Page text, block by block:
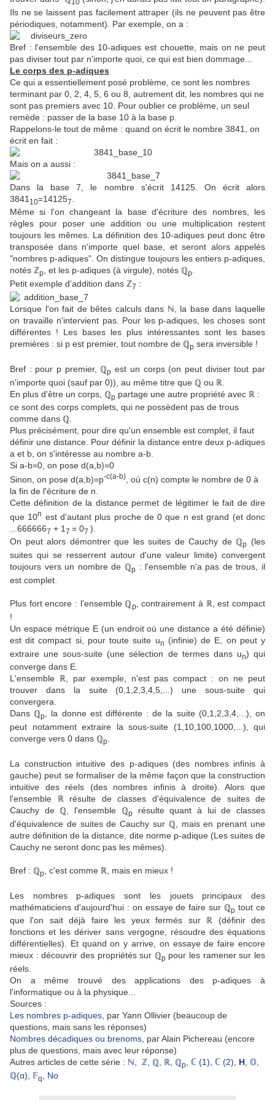
Ils ne se laissent pas facilement attraper (ils ne peuvent pas être
périodiques, notamment). Par exemple, on a :
Bref : l'ensemble des 10-adiques est chouette, mais on ne peut
pas diviser tout par n'importe quoi, ce qui est bien dommage...
Le corps des p-adiques
Ce qui a essentiellement posé problème, ce sont les nombres
terminant par 0, 2, 4, 5, 6 ou 8, autrement dit, les nombres qui ne
sont pas premiers avec 10. Pour oublier ce problème, un seul
remède : passer de la base 10 à la base p.
Rappelons-le tout de même : quand on écrit le nombre 3841, on
écrit en fait :
Mais on a aussi :
Dans la base 7, le nombre s'écrit 14125. On écrit alors
3841 10=141257
Même si l'on changeant la base d'écriture des nombres, les
règles pour poser une addition ou une multiplication restent
toujours les mêmes. La définition des 10-adiques peut donc être
transposée dans n'importe quel base, et seront alors appelés
"nombres p-adiques". On distingue toujours les entiers p-adiques,
notés ℤp, et les p-adiques (à virgule), notés ℚp.
Petit exemple d'addition dans ℤ7 :
Lorsque l'on fait de bêtes calculs dans ℕ, la base dans laquelle
on travaille n'intervient pas. Pour les p-adiques, les choses sont
différentes ! Les bases les plus intéressantes sont les bases
premières : si p est premier, tout nombre de ℚp sera inversible !
Bref : pour p premier, ℚp est un corps (on peut diviser tout par
n'importe quoi (sauf par 0)), au même titre que ℚ ou ℝ.
En plus d'être un corps, ℚp partage une autre propriété avec ℝ :
ce sont des corps complets, qui ne possèdent pas de trous
comme dans ℚ.
Plus précisément, pour dire qu'un ensemble est complet, il faut
définir une distance. Pour définir la distance entre deux p-adiques
a et b, on s'intéresse au nombre a-b.
Si a-b=0, on pose d(a,b)=0
Sinon, on pose d(a,b)=p-c(a-b)
, où c(n) compte le nombre de 0 à
la fin de l'écriture de n.
Cette définition de la distance permet de légitimer le fait de dire
que 10n est d'autant plus proche de 0 que n est grand (et donc
...6666667 + 1 7 = 07 ).
On peut alors démontrer que les suites de Cauchy de ℚp
(les
suites qui se resserrent autour d'une valeur limite) convergent
toujours vers un nombre de ℚp : l'ensemble n'a pas de trous, il
est complet.
Plus fort encore : l'ensemble ℚp
, contrairement à ℝ, est compact
!
Un espace métrique E (un endroit où une distance a été définie)
est dit compact si, pour toute suite un
(infinie) de E, on peut y
extraire une sous-suite (une sélection de termes dans un) qui
converge dans E.
L'ensemble ℝ, par exemple, n'est pas compact : on ne peut
trouver dans la suite (0,1,2,3,4,5,...) une sous-suite qui
convergera.
Dans ℚp, la donne est différente : de la suite (0,1,2,3,4,...), on
peut notamment extraire la sous-suite (1,10,100,1000,...), qui
converge vers 0 dans ℚp.
La construction intuitive des p-adiques (des nombres infinis à
gauche) peut se formaliser de la même façon que la construction
intuitive des réels (des nombres infinis à droite). Alors que
l'ensemble ℝ résulte de classes d'équivalence de suites de
Cauchy de ℚ, l'ensemble ℚp
résulte quant à lui de classes
d'équivalence de suites de Cauchy sur ℚ, mais en prenant une
autre définition de la distance, dite norme p-adique (Les suites de
Cauchy ne seront donc pas les mêmes).
Bref : ℚp , c'est comme ℝ, mais en mieux !
Les nombres p-adiques sont les jouets principaux des
mathématiciens d'aujourd'hui : on essaye de faire sur ℚp tout ce
que l'on sait déjà faire les yeux fermés sur ℝ (définir des
fonctions et les dériver sans vergogne, résoudre des équations
différentielles). Et quand on y arrive, on essaye de faire encore
mieux : découvrir des propriétés sur ℚp pour les ramener sur les
réels.
On a même trouvé des applications des p-adiques à
l'informatique ou à la physique...
Sources :
Les nombres p-adiques , par Yann Ollivier (beaucoup de
questions, mais sans les réponses)
Nombres décadiques ou brenoms , par Alain Pichereau (encore
plus de questions, mais avec leur réponse)
Autres articles de cette série : ℕ ℤ ℚ ℝ ℚp ℂ (1) ℂ (2) H , 𝕆
ℚ(α)
𝔽q No